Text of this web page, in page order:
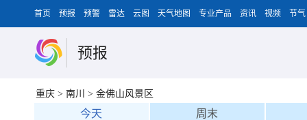
首页 预报 预警 雷达 云图 天气地图 专业产品 资讯 视频 节气
预报
重庆 > 南川 > 金佛山风景区
今天 周末